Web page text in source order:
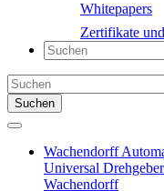
Whitepapers
Zertifikate
Suchen
Wachendorff
Universal
Wachendorff